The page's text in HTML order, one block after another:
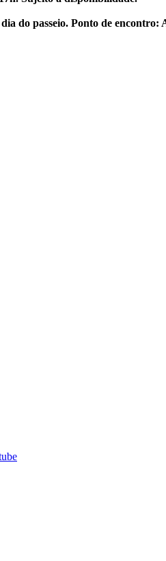
do passeio. Ponto de